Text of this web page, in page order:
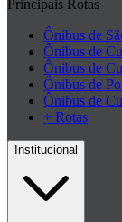
Principais Rotas
Ônibus de
Ônibus de
Ônibus de
Ônibus de
Ônibus de
+ Rotas
Institucional